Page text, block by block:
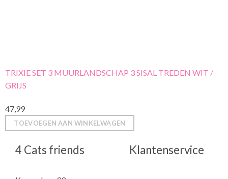
TRIXIE SET 3 MUURLANDSCHAP 3 SISAL TREDEN WIT /
GRIJS
47,99
TOEVOEGEN AAN WINKELWAGEN
4 Cats friends Klantenservice